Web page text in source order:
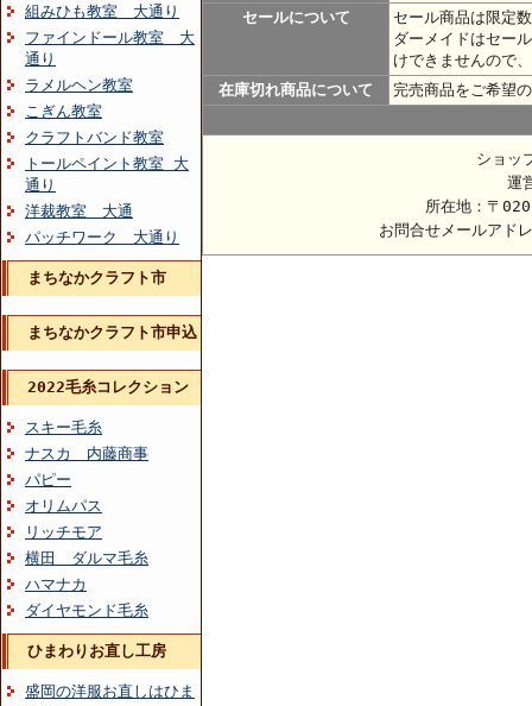
組みひも教室 大通り
ファインドール教室 大
通り
ラメルヘン教室
こぎん教室
クラフトバンド教室
トールペイント教室 大
通り
洋裁教室 大通
パッチワーク 大通り
まちなかクラフト市
まちなかクラフト市申込
2022毛糸コレクション
スキー毛糸
ナスカ 内藤商事
パピー
オリムパス
リッチモア
横田 ダルマ毛糸
ハマナカ
ダイヤモンド毛糸
ひまわりお直し工房
盛岡の洋服お直しはひま
セールについて
セール商品は限定
ダーメイドはセー
けできませんので
在庫切れ商品について
完売商品をご希望
ショッ
運
所在地：〒
お問合せメールアド